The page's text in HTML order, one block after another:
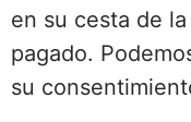
en su cesta de
pagado.
su